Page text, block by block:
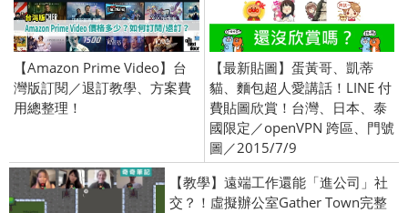
【Amazon Prime Video】台
灣版訂閱／退訂教學、方案費
用總整理！
【最新貼圖】蛋黃哥、凱蒂
貓、麵包超人愛講話！LINE 付
費貼圖欣賞！台灣、日本、泰
國限定／openVPN 跨區、門號
圖／2015/7/9
【教學】遠端工作還能「進公司」社
交？！虛擬辦公室Gather Town完整